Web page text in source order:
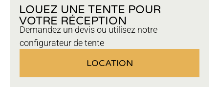
LOUEZ UNE TENTE POUR
VOTRE RÉCEPTION
Demandez un devis ou utilisez notre
configurateur de tente
LOCATION